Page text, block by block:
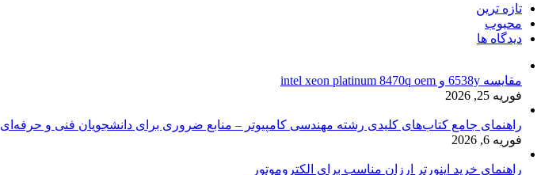
تازه ترین
محبوب
دیدگاه ها
مقایسه 6538y و intel xeon platinum 8470q oem
فوریه 25, 2026
راهنمای جامع کتاب‌های کلیدی رشته مهندسی کامپیوتر – منابع ضروری برای دانشجویان فنی و حرفه‌ای
فوریه 6, 2026
راهنمای خرید اینورتر ارزان مناسب برای الکتروموتور